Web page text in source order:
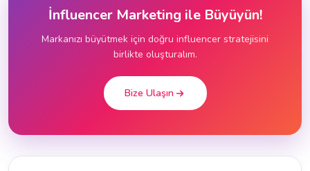
İnfluencer Marketing ile Büyüyün!
Markanızı büyütmek için doğru influencer stratejisini
birlikte oluşturalım.
Bize Ulaşın